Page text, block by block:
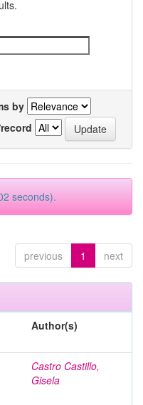
by
seconds).
previous 1 next
Author(s)
Castro Castillo,
Gisela